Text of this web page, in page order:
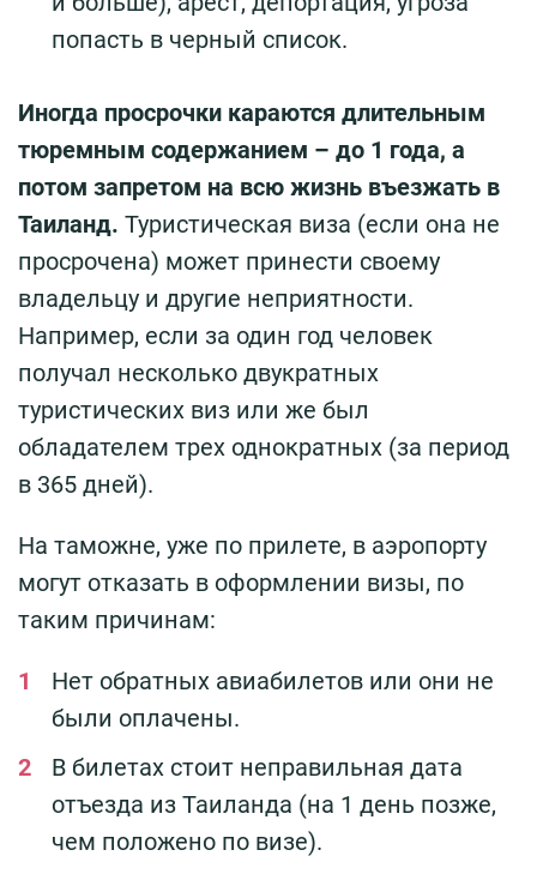
попасть в черный список.
Иногда просрочки караются длительным
тюремным содержанием – до 1 года, а
потом запретом на всю жизнь въезжать в
Таиланд. Туристическая виза (если она не
просрочена) может принести своему
владельцу и другие неприятности.
Например, если за один год человек
получал несколько двукратных
туристических виз или же был
обладателем трех однократных (за период
в 365 дней).
На таможне, уже по прилете, в аэропорту
могут отказать в оформлении визы, по
таким причинам:
Нет обратных авиабилетов или они не
были оплачены.
В билетах стоит неправильная дата
отъезда из Таиланда (на 1 день позже,
чем положено по визе).